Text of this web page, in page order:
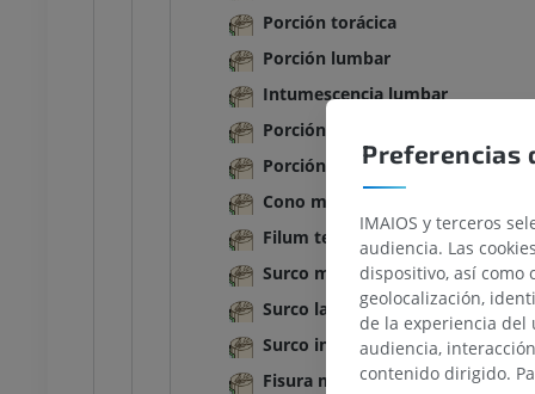
Porción torácica
Porción lumbar
Intumescencia lumbar
Porción sacral
Porción caudal
Cono medular
Filum terminal
Surco mediano [dorsal]
Surco lateral dorsal
Surco intermedio dorsal
Fisura mediana [ventral]
BOVINO
Bovino - Anatomía general
Ilustraciones
Bovino - Osteología
Ilustraciones
Preferencias
IMAIOS y terceros
audiencia. Las
dispositivo, así como
geolocalización,
de la experiencia del
audiencia,
contenido dirigido.